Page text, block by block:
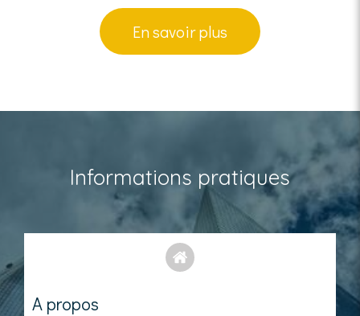
En savoir plus
Informations pratiques
A propos